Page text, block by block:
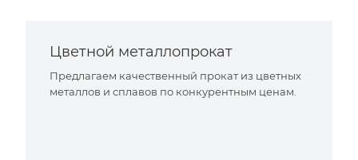
Цветной металлопрокат
Предлагаем качественный прокат из цветных
металлов и сплавов по конкурентным ценам.